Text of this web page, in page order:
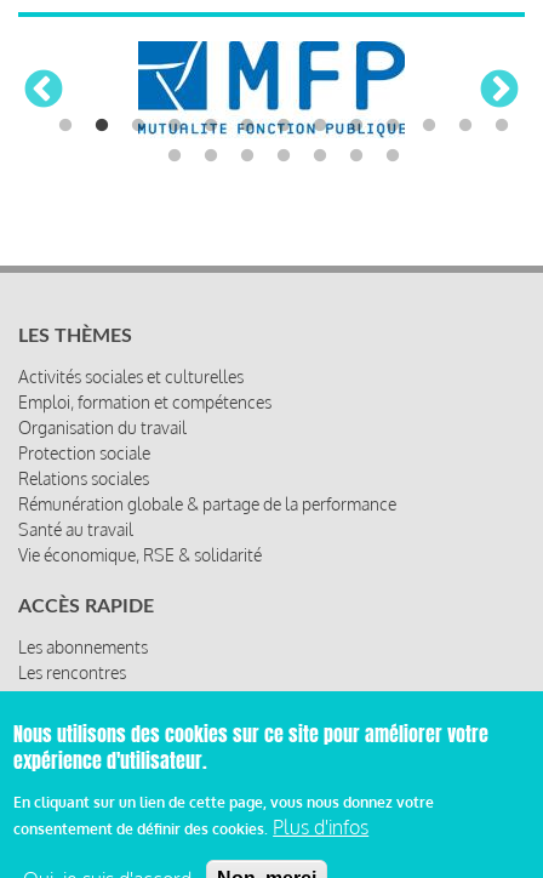
LES THÈMES
Activités sociales et culturelles
Emploi, formation et compétences
Organisation du travail
Protection sociale
Relations sociales
Rémunération globale & partage de la performance
Santé au travail
Vie économique, RSE & solidarité
ACCÈS RAPIDE
Les abonnements
Les rencontres
Les ressources
© 2019 Miroir Social - Réalisé parCafffeine
Mentions légales et condition générale d’utilisation et
d’abonnement
Nous utilisons des cookies sur ce site pour améliorer votre
expérience d'utilisateur.
En cliquant sur un lien de cette page, vous nous donnez votre
consentement de définir des cookies. Plus d'infos